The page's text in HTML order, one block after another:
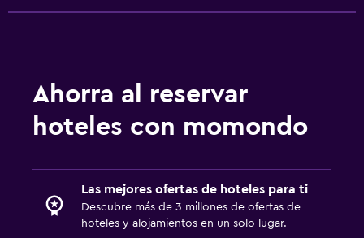
Ahorra al reservar
hoteles con momondo
Las mejores ofertas de hoteles para ti
Descubre más de 3 millones de ofertas de
hoteles y alojamientos en un solo lugar.